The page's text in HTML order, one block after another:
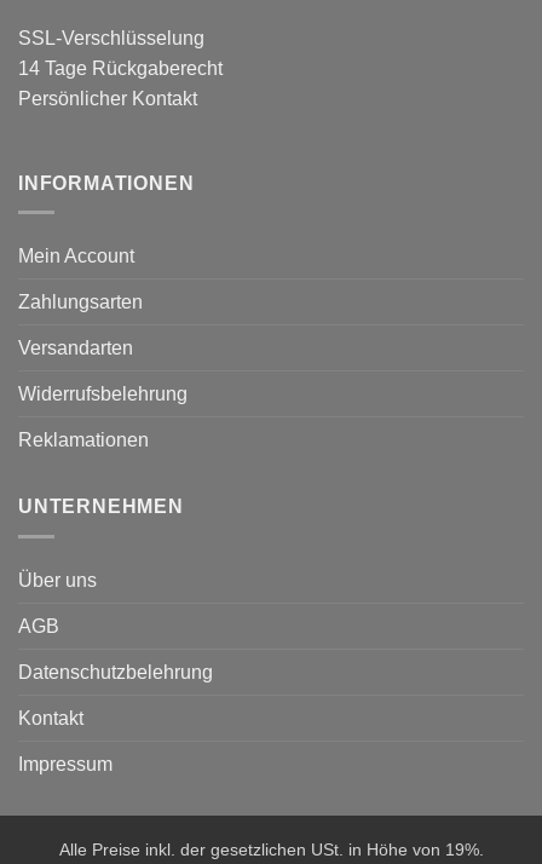
SSL-Verschlüsselung
14 Tage Rückgaberecht
Persönlicher Kontakt
INFORMATIONEN
Mein Account
Zahlungsarten
Versandarten
Widerrufsbelehrung
Reklamationen
UNTERNEHMEN
Über uns
AGB
Datenschutzbelehrung
Kontakt
Impressum
Alle Preise inkl. der gesetzlichen USt. in Höhe von 19%.